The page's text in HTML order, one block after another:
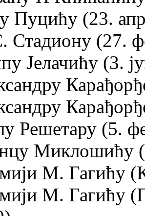
Пуцићу (23.
Стадиону (27.
Јелачићу (3.
Решетару (5.
Миклошићу
М. Гагићу
М. Гагићу